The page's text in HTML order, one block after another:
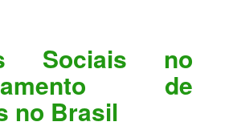
Sociais no
de
no Brasil